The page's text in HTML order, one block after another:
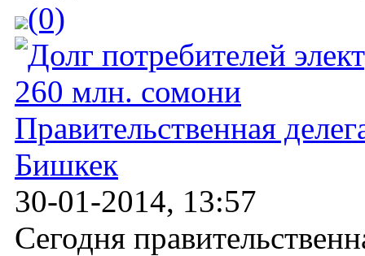
(0)
Правительственная
Бишкек
30-01-2014, 13:57
Сегодня